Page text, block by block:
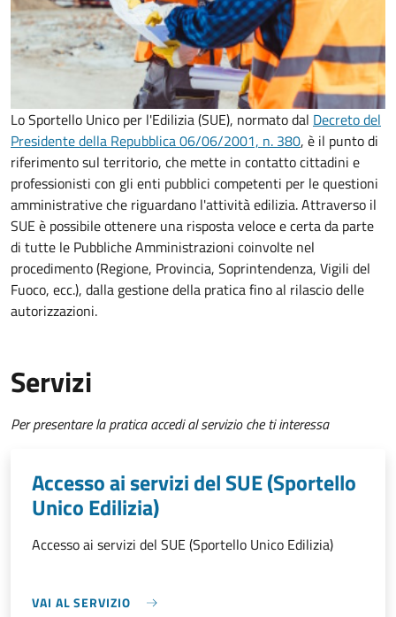
Lo Sportello Unico per l'Edilizia (SUE), normato dal Decreto del
Presidente della Repubblica 06/06/2001, n. 380, è il punto di
riferimento sul territorio, che mette in contatto cittadini e
professionisti con gli enti pubblici competenti per le questioni
amministrative che riguardano l'attività edilizia. Attraverso il
SUE è possibile ottenere una risposta veloce e certa da parte
di tutte le Pubbliche Amministrazioni coinvolte nel
procedimento (Regione, Provincia, Soprintendenza, Vigili del
Fuoco, ecc.), dalla gestione della pratica fino al rilascio delle
autorizzazioni.
Servizi
Per presentare la pratica accedi al servizio che ti interessa
Accesso ai servizi del SUE (Sportello
Unico Edilizia)
Accesso ai servizi del SUE (Sportello Unico Edilizia)
VAI AL SERVIZIO